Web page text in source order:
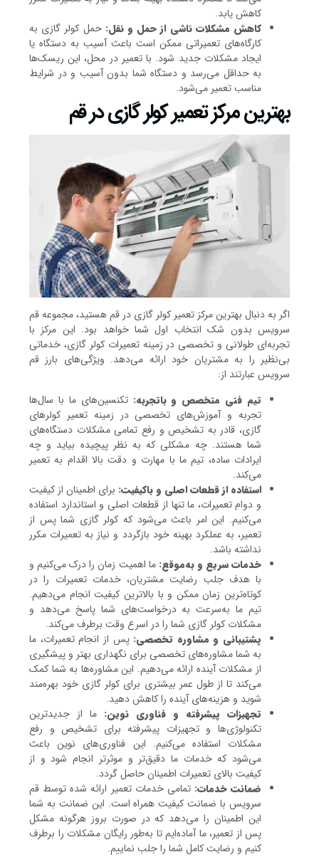
کاهش یابد.
کاهش مشکلات ناشی از حمل و نقل: حمل کولر گازی به
کارگاه‌های تعمیراتی ممکن است باعث آسیب به دستگاه یا
ایجاد مشکلات جدید شود. با تعمیر در محل، این ریسک‌ها
به حداقل می‌رسد و دستگاه شما بدون آسیب و در شرایط
مناسب تعمیر می‌شود.
بهترین مرکز تعمیر کولر گازی در قم
اگر به دنبال بهترین مرکز تعمیر کولر گازی در قم هستید، مجموعه قم
سرویس بدون شک انتخاب اول شما خواهد بود. این مرکز با
تجربه‌ای طولانی و تخصصی در زمینه تعمیرات کولر گازی، خدماتی
بی‌نظیر را به مشتریان خود ارائه می‌دهد. ویژگی‌های بارز قم
سرویس عبارتند از:
تیم فنی متخصص و باتجربه: تکنسین‌های ما با سال‌ها
تجربه و آموزش‌های تخصصی در زمینه تعمیر کولرهای
گازی، قادر به تشخیص و رفع تمامی مشکلات دستگاه‌های
شما هستند. چه مشکلی که به نظر پیچیده بیاید و چه
ایرادات ساده، تیم ما با مهارت و دقت بالا اقدام به تعمیر
می‌کند.
استفاده از قطعات اصلی و باکیفیت: برای اطمینان از کیفیت
و دوام تعمیرات، ما تنها از قطعات اصلی و استاندارد استفاده
می‌کنیم. این امر باعث می‌شود که کولر گازی شما پس از
تعمیر، به عملکرد بهینه خود بازگردد و نیاز به تعمیرات مکرر
نداشته باشد.
خدمات سریع و به‌موقع: ما اهمیت زمان را درک می‌کنیم و
با هدف جلب رضایت مشتریان، خدمات تعمیرات را در
کوتاه‌ترین زمان ممکن و با بالاترین کیفیت انجام می‌دهیم.
تیم ما به‌سرعت به درخواست‌های شما پاسخ می‌دهد و
مشکلات کولر گازی شما را در اسرع وقت برطرف می‌کند.
پشتیبانی و مشاوره تخصصی: پس از انجام تعمیرات، ما
به شما مشاوره‌های تخصصی برای نگهداری بهتر و پیشگیری
از مشکلات آینده ارائه می‌دهیم. این مشاوره‌ها به شما کمک
می‌کند تا از طول عمر بیشتری برای کولر گازی خود بهره‌مند
شوید و هزینه‌های آینده را کاهش دهید.
تجهیزات پیشرفته و فناوری نوین: ما از جدیدترین
تکنولوژی‌ها و تجهیزات پیشرفته برای تشخیص و رفع
مشکلات استفاده می‌کنیم. این فناوری‌های نوین باعث
می‌شود که خدمات ما دقیق‌تر و موثرتر انجام شود و از
کیفیت بالای تعمیرات اطمینان حاصل گردد.
ضمانت خدمات: تمامی خدمات تعمیر ارائه شده توسط قم
سرویس با ضمانت کیفیت همراه است. این ضمانت به شما
این اطمینان را می‌دهد که در صورت بروز هرگونه مشکل
پس از تعمیر، ما آماده‌ایم تا به‌طور رایگان مشکلات را برطرف
کنیم و رضایت کامل شما را جلب نماییم.